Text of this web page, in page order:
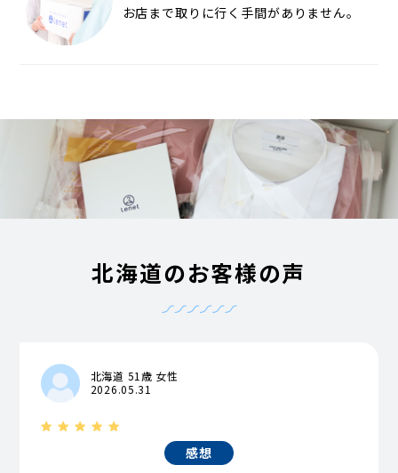
お店まで取りに行く手間がありません。
北海道のお客様の声
北海道 51歳 女性
2026.05.31
感想